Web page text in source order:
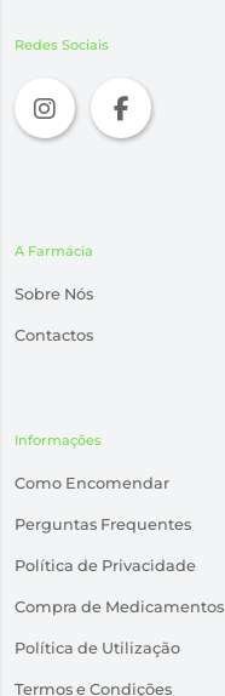
Redes Sociais
A Farmácia
Sobre Nós
Contactos
Informações
Como Encomendar
Perguntas Frequentes
Política de Privacidade
Compra de Medicamentos
Política de Utilização
Termos e Condições